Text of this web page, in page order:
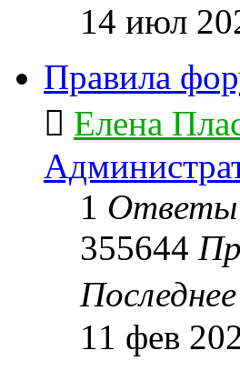
14 июл
Правила
Елена
1 Ответы
355644
11 фев